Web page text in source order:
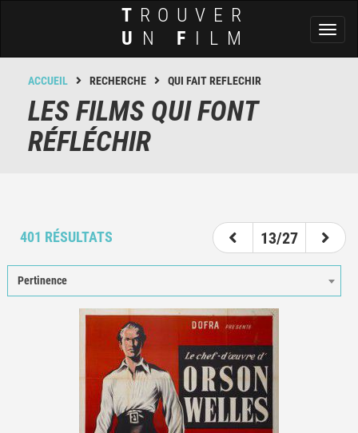
T ROUVER
U N F ILM
ACCUEIL RECHERCHE QUI FAIT REFLECHIR
LES FILMS QUI FONT
RÉFLÉCHIR
401 RÉSULTATS
13/27
Pertinence